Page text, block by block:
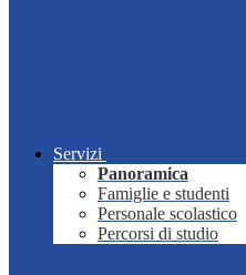
Servizi
Panoramica
Famiglie e studenti
Personale scolastico
Percorsi di studio